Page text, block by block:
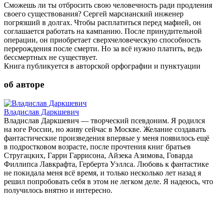
Сможешь ли ты отбросить свою человечность ради продления
своего существования? Сергей марсианский инженер
погрязший в долгах. Чтобы расплатиться перед мафией, он
соглашается работать на кампанию. После принудительной
операции, он приобретает сверхчеловеческую способность
перерождения после смерти. Но за всё нужно платить, ведь
бессмертных не существует.
Книга публикуется в авторской орфографии и пунктуации
об авторе
Владислав Даркшевич
Владислав Даркшевич — творческий псевдоним. Я родился
на юге России, но живу сейчас в Москве. Желание создавать
фантастические произведения впервые у меня появилось ещё
в подростковом возрасте, после прочтения книг братьев
Стругацких, Гарри Гаррисона, Айзека Азимова, Говарда
Филлипса Лавкрафта, Герберта Уэллса. Любовь к фантастике
не покидала меня всё время, и только несколько лет назад я
решил попробовать себя в этом не легком деле. Я надеюсь, что
получилось внятно и интересно.